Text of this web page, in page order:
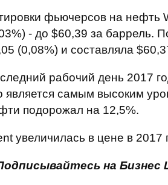
фьючерсов на нефть
- до $60,39 за баррель.
(0,08%) и составляла
рабочий день 2017
является самым высоким
подорожал на 12,5%.
увеличилась в цене в 2017
на Бизнес